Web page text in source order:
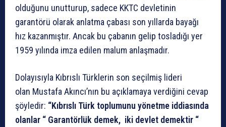
olduğunu unutturup, sadece KKTC devletinin
garantörü olarak anlatma çabası son yıllarda bayağı
hız kazanmıştır. Ancak bu çabanın gelip tosladığı yer
1959 yılında imza edilen malum anlaşmadır.
Dolayısıyla Kıbrıslı Türklerin son seçilmiş lideri
olan Mustafa Akıncı’nın bu açıklamaya verdiğini cevap
şöyledir: “Kıbrıslı Türk toplumunu yönetme iddiasında
olanlar “ Garantörlük demek, iki devlet demektir “